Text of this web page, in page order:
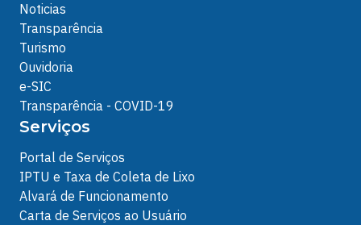
Noticias
Transparência
Turismo
Ouvidoria
e-SIC
Transparência - COVID-19
Serviços
Portal de Serviços
IPTU e Taxa de Coleta de Lixo
Alvará de Funcionamento
Carta de Serviços ao Usuário